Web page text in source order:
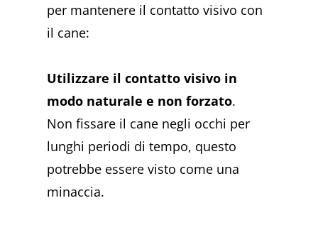
per mantenere il contatto visivo con
il cane:
Utilizzare il contatto visivo in
modo naturale e non forzato.
Non fissare il cane negli occhi per
lunghi periodi di tempo, questo
potrebbe essere visto come una
minaccia.